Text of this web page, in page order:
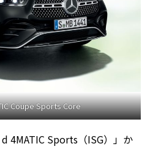
Coupe Sports Core
4MATIC Sports（ISG）」か